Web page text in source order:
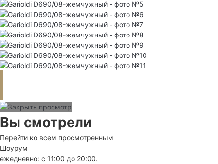
Вы смотрели
Перейти ко всем просмотренным
Шоурум
ежедневно: с 11:00 до 20:00.